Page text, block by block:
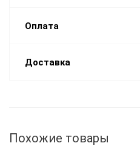
Оплата
Доставка
Похожие товары